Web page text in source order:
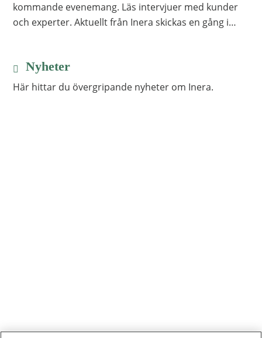
kommande evenemang. Läs intervjuer med kunder
och experter. Aktuellt från Inera skickas en gång i
1 av 1Nyheter
Här hittar du övergripande nyheter om Inera.